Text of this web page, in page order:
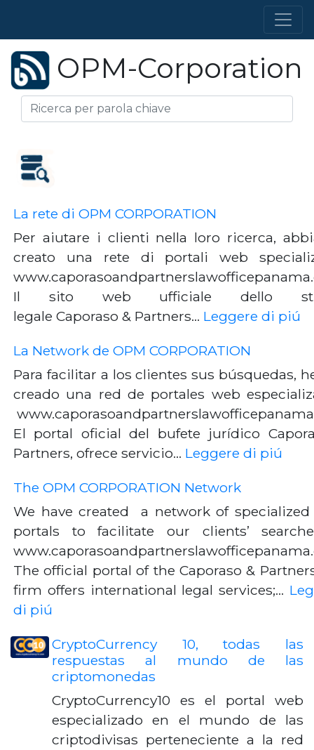
OPM-Corporation
La rete di OPM CORPORATION
Per aiutare i clienti nella loro ricerca,
creato una rete di portali web
Il sito web ufficiale dello
legale Caporaso & Partners… Leggere di piú
La Network de OPM CORPORATION
Para facilitar a los clientes sus búsquedas,
creado una red de portales web
El portal oficial del bufete jurídico
Partners, ofrece servicio… Leggere di piú
The OPM CORPORATION Network
We have created a network of specialized
portals to facilitate our clients’
The official portal of the Caporaso &
firm offers international legal services;…
di piú
CryptoCurrency 10, todas las
respuestas al mundo de las
criptomonedas
CryptoCurrency10 es el portal web
especializado en el mundo de las
criptodivisas perteneciente a la red